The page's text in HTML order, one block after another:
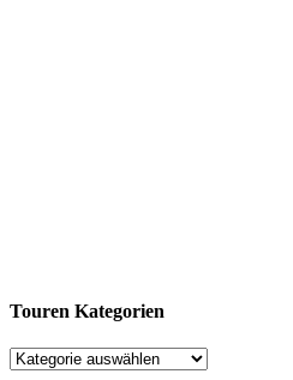
Touren Kategorien